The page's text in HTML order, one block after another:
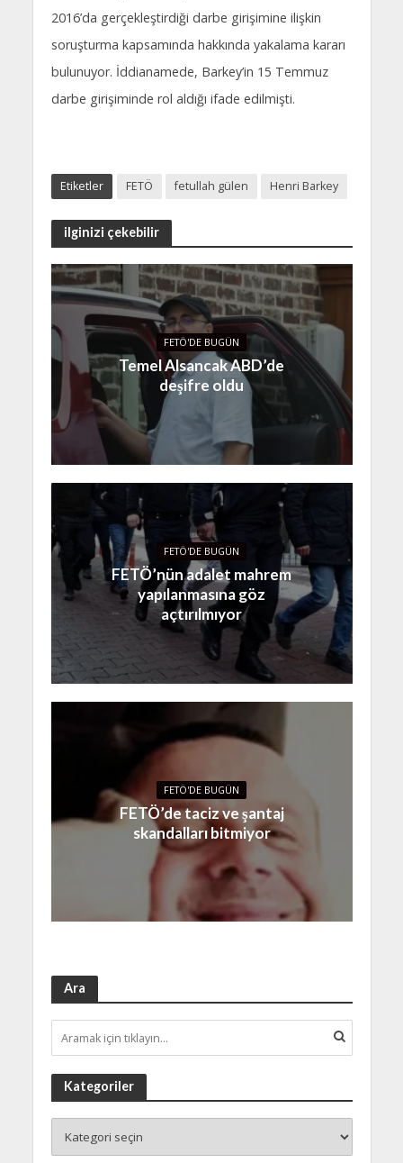
2016’da gerçekleştirdiği darbe girişimine ilişkin
soruşturma kapsamında hakkında yakalama kararı
bulunuyor. İddianamede, Barkey’in 15 Temmuz
darbe girişiminde rol aldığı ifade edilmişti.
Etiketler FETÖ fetullah gülen Henri Barkey
ilginizi çekebilir
FETÖ'DE BUGÜN
Temel Alsancak ABD’de
deşifre oldu
FETÖ'DE BUGÜN
FETÖ’nün adalet mahrem
yapılanmasına göz
açtırılmıyor
FETÖ'DE BUGÜN
FETÖ’de taciz ve şantaj
skandalları bitmiyor
Ara
Kategoriler